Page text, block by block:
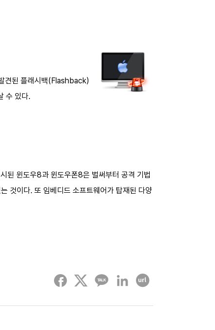
견된 플래시백(Flashback)
수 있다.
된 윈도우8과 윈도우폰8은 벌써부터 공격 기법
것이다. 또 임베디드 소프트웨어가 탑재된 다양
페이스북 트위터 카카오톡 링크드인 URL 복사하기